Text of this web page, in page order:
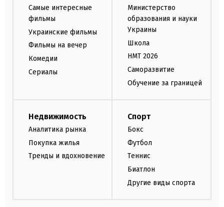
Самые интересные
фильмы
Украинские фильмы
Фильмы на вечер
Комедии
Сериалы
Министерство
образования и науки
Украины
Школа
НМТ 2026
Саморазвитие
Обучение за границей
Недвижимость
Аналитика рынка
Покупка жилья
Тренды и вдохновение
Спорт
Бокс
Футбол
Теннис
Биатлон
Другие виды спорта